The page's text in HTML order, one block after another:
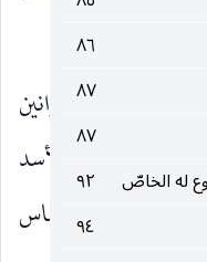
٨٦
٨٧
٨٧
له الخاصّ
٩٢
٩٤
وفق هذه القوانين
مشابها لزئير الأسد
نتيجة الإحساس